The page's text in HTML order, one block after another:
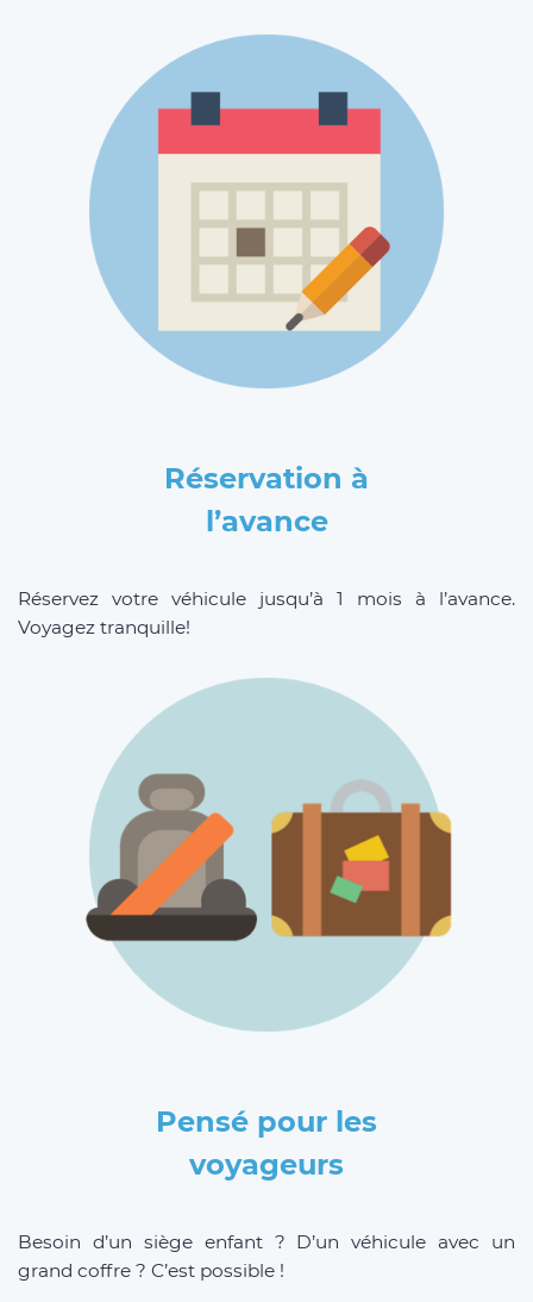
Réservation à
l’avance
Réservez votre véhicule jusqu’à 1 mois à l’avance.
Voyagez tranquille!
Pensé pour les
voyageurs
Besoin d’un siège enfant ? D’un véhicule avec un
grand coffre ? C’est possible !